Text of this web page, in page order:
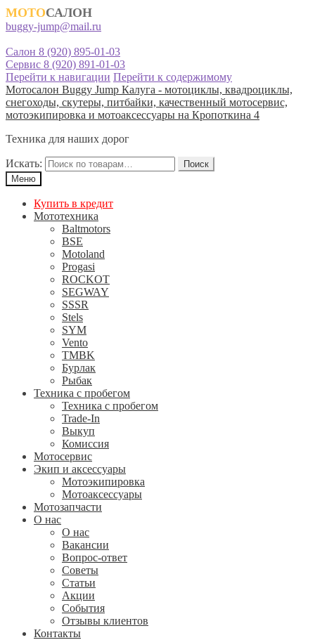
МОТОСАЛОН
buggy-jump@mail.ru
Салон 8 (920) 895-01-03
Сервис 8 (920) 891-01-03
Перейти к навигации Перейти к содержимому
Мотосалон Buggy Jump Калуга - мотоциклы, квадроциклы,
снегоходы, скутеры, питбайки, качественный мотосервис,
мотоэкипировка и мотоаксессуары на Кропоткина 4
Техника для наших дорог
Искать:
Поиск
Меню
Купить в кредит
Мототехника
Baltmotors
BSE
Motoland
Progasi
ROCKOT
SEGWAY
SSSR
Stels
SYM
Vento
TMBK
Бурлак
Рыбак
Техника с пробегом
Техника с пробегом
Trade-In
Выкуп
Комиссия
Мотосервис
Экип и аксессуары
Мотоэкипировка
Мотоаксессуары
Мотозапчасти
О нас
О нас
Вакансии
Вопрос-ответ
Советы
Статьи
Акции
События
Отзывы клиентов
Контакты